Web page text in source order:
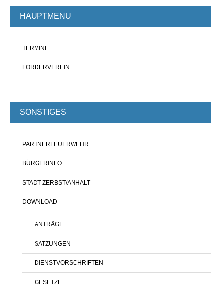
HAUPTMENU
TERMINE
FÖRDERVEREIN
SONSTIGES
PARTNERFEUERWEHR
BÜRGERINFO
STADT ZERBST/ANHALT
DOWNLOAD
ANTRÄGE
SATZUNGEN
DIENSTVORSCHRIFTEN
GESETZE